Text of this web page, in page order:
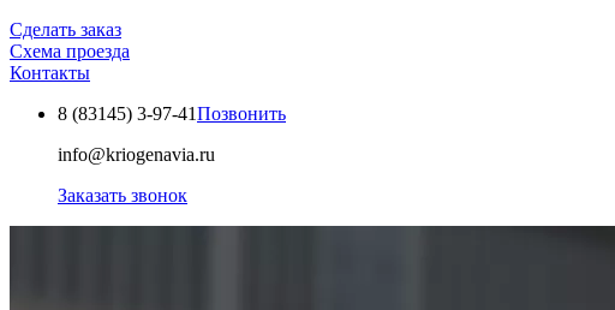
Сделать заказ
Схема проезда
Контакты
8 (83145) 3-97-41Позвонить
info@kriogenavia.ru
Заказать звонок